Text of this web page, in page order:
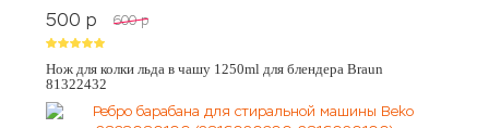
500 p 600 p
Нож для колки льда в чашу 1250ml для блендера Braun
81322432